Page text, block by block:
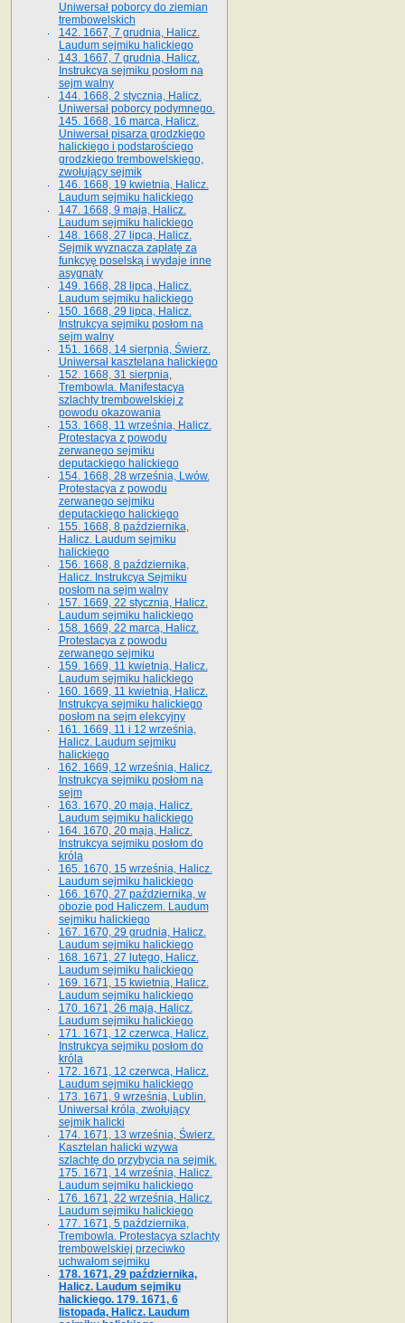
Uniwersał poborcy do ziemian
trembowelskich
142. 1667, 7 grudnia, Halicz.
Laudum sejmiku halickiego
143. 1667, 7 grudnia, Halicz.
Instrukcya sejmiku posłom na
sejm walny
144. 1668, 2 stycznia, Halicz.
Uniwersał poborcy podymnego.
145. 1668, 16 marca, Halicz.
Uniwersał pisarza grodzkiego
halickiego i podstarościego
grodzkiego trembowelskiego,
zwołujący sejmik
146. 1668, 19 kwietnia, Halicz.
Laudum sejmiku halickiego
147. 1668, 9 maja, Halicz.
Laudum sejmiku halickiego
148. 1668, 27 lipca, Halicz.
Sejmik wyznacza zapłatę za
funkcyę poselską i wydaje inne
asygnaty
149. 1668, 28 lipca, Halicz.
Laudum sejmiku halickiego
150. 1668, 29 lipca, Halicz.
Instrukcya sejmiku posłom na
sejm walny
151. 1668, 14 sierpnia, Świerz.
Uniwersał kasztelana halickiego
152. 1668, 31 sierpnia,
Trembowla. Manifestacya
szlachty trembowelskiej z
powodu okazowania
153. 1668, 11 września, Halicz.
Protestacya z powodu
zerwanego sejmiku
deputackiego halickiego
154. 1668, 28 września, Lwów.
Protestacya z powodu
zerwanego sejmiku
deputackiego halickiego
155. 1668, 8 października,
Halicz. Laudum sejmiku
halickiego
156. 1668, 8 października,
Halicz. Instrukcya Sejmiku
posłom na sejm walny
157. 1669, 22 stycznia, Halicz.
Laudum sejmiku halickiego
158. 1669, 22 marca, Halicz.
Protestacya z powodu
zerwanego sejmiku
159. 1669, 11 kwietnia, Halicz.
Laudum sejmiku halickiego
160. 1669, 11 kwietnia, Halicz.
Instrukcya sejmiku halickiego
posłom na sejm elekcyjny
161. 1669, 11 i 12 września,
Halicz. Laudum sejmiku
halickiego
162. 1669, 12 września, Halicz.
Instrukcya sejmiku posłom na
sejm
163. 1670, 20 maja, Halicz.
Laudum sejmiku halickiego
164. 1670, 20 maja, Halicz.
Instrukcya sejmiku posłom do
króla
165. 1670, 15 września, Halicz.
Laudum sejmiku halickiego
166. 1670, 27 października, w
obozie pod Haliczem. Laudum
sejmiku halickiego
167. 1670, 29 grudnia, Halicz.
Laudum sejmiku halickiego
168. 1671, 27 lutego, Halicz.
Laudum sejmiku halickiego
169. 1671, 15 kwietnia, Halicz.
Laudum sejmiku halickiego
170. 1671, 26 maja, Halicz.
Laudum sejmiku halickiego
171. 1671, 12 czerwca, Halicz.
Instrukcya sejmiku posłom do
króla
172. 1671, 12 czerwca, Halicz.
Laudum sejmiku halickiego
173. 1671, 9 września, Lublin.
Uniwersał króla, zwołujący
sejmik halicki
174. 1671, 13 września, Świerz.
Kasztelan halicki wzywa
szlachtę do przybycia na sejmik.
175. 1671, 14 września, Halicz.
Laudum sejmiku halickiego
176. 1671, 22 września, Halicz.
Laudum sejmiku halickiego
177. 1671, 5 października,
Trembowla. Protestacya szlachty
trembowelskiej przeciwko
uchwałom sejmiku
178. 1671, 29 października,
Halicz. Laudum sejmiku
halickiego. 179. 1671, 6
listopada, Halicz. Laudum